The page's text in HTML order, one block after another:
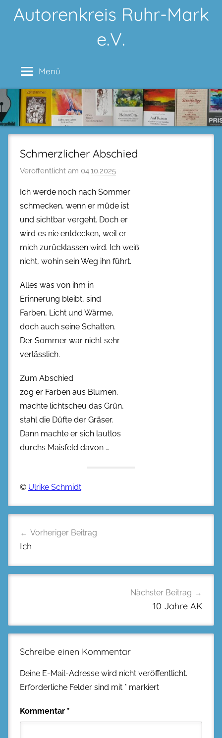
InhaltAutorenkreis Ruhr-Mark
e.V.
Menü
Schmerzlicher Abschied
Veröffentlicht am 04.10.2025
Ich werde noch nach Sommer
schmecken, wenn er müde ist
und sichtbar vergeht. Doch er
wird es nie entdecken, weil er
mich zurücklassen wird. Ich weiß
nicht, wohin sein Weg ihn führt.
Alles was von ihm in
Erinnerung bleibt, sind
Farben, Licht und Wärme,
doch auch seine Schatten.
Der Sommer war nicht sehr
verlässlich.
Zum Abschied
zog er Farben aus Blumen,
machte lichtscheu das Grün,
stahl die Düfte der Gräser.
Dann machte er sich lautlos
durchs Maisfeld davon …
© Ulrike Schmidt
Vorheriger Beitrag
Ich
Nächster Beitrag
10 Jahre AK
Schreibe einen Kommentar
Deine E-Mail-Adresse wird nicht veröffentlicht.
Erforderliche Felder sind mit * markiert
Kommentar *